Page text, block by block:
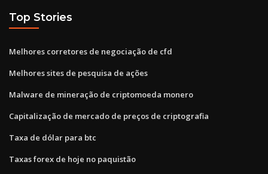
Top Stories
Melhores corretores de negociação de cfd
Melhores sites de pesquisa de ações
Malware de mineração de criptomoeda monero
Capitalização de mercado de preços de criptografia
Taxa de dólar para btc
Taxas forex de hoje no paquistão